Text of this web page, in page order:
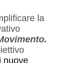
la
nuove